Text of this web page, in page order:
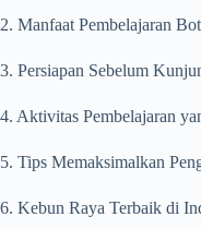
2. Manfaat Pembelajaran
3. Persiapan Sebelum
4. Aktivitas Pembelajaran
5. Tips Memaksimalkan
6. Kebun Raya Terbaik di